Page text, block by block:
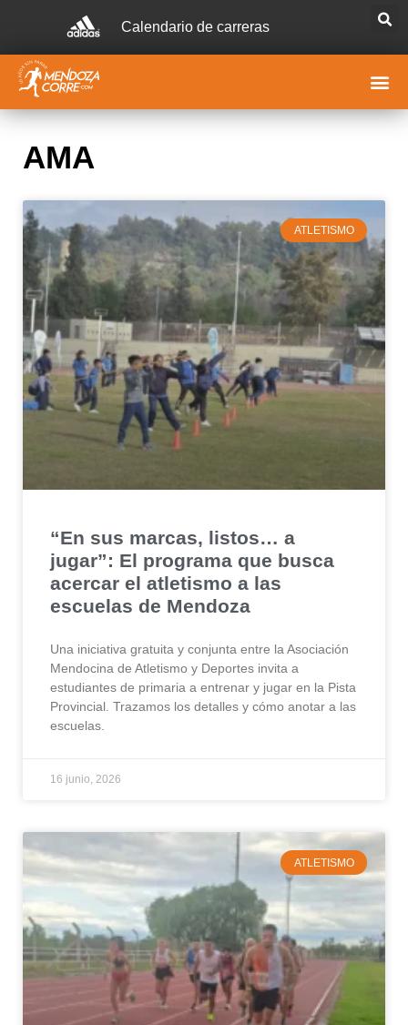
Calendario de carreras
AMA
ATLETISMO
“En sus marcas, listos… a
jugar”: El programa que busca
acercar el atletismo a las
escuelas de Mendoza
Una iniciativa gratuita y conjunta entre la Asociación
Mendocina de Atletismo y Deportes invita a
estudiantes de primaria a entrenar y jugar en la Pista
Provincial. Trazamos los detalles y cómo anotar a las
escuelas.
16 junio, 2026
ATLETISMO